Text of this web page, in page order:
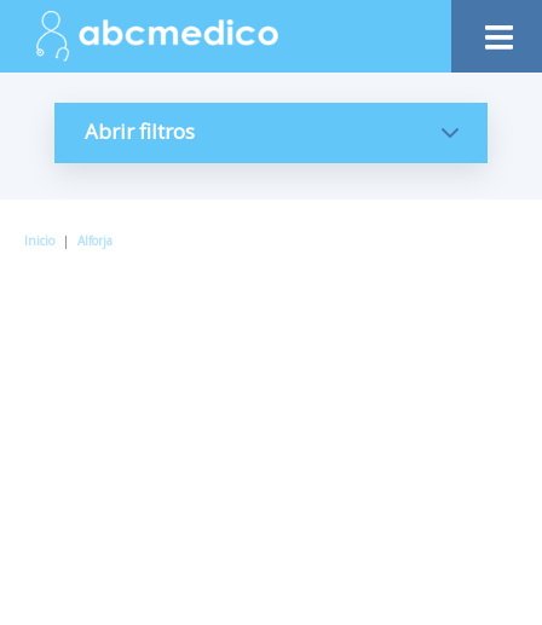
Abrir filtros
Inicio | Alforja